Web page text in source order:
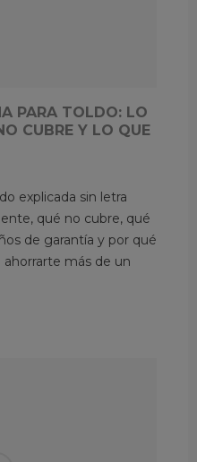
PARA TOLDO: LO
CUBRE Y LO QUE
explicada sin letra
qué no cubre, qué
de garantía y por qué
más de un